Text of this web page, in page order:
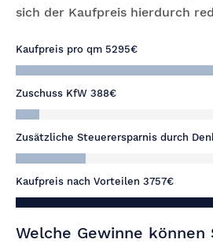
sich der Kaufpreis hierdurch
Kaufpreis pro qm 5295€
Zuschuss KfW 388€
Zusätzliche Steuerersparnis durch
Kaufpreis nach Vorteilen 3757€
Welche Gewinne